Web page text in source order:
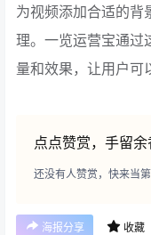
为视频添加合适的背
理。一览运营宝通过
量和效果，让用户可
点点赞赏，手留余
还没有人赞赏，快来当第
海报分享 收藏